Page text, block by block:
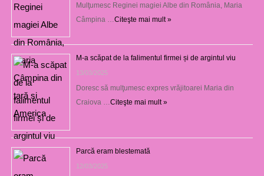
Mulţumesc Reginei magiei Albe din România, Maria
Câmpina … Citeşte mai mult »
M-a scăpat de la falimentul firmei și de argintul viu
13/03/2025
Doresc să mulţumesc expres vrăjitoarei Maria din
Craiova … Citeşte mai mult »
Parcă eram blestemată
12/03/2025